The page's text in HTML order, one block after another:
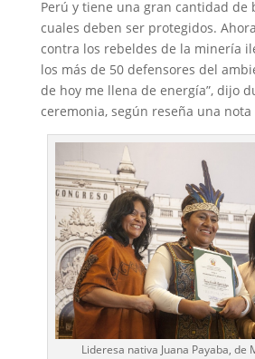
Perú y tiene una gran cantidad de
cuales deben ser protegidos.
contra los rebeldes de la minería
los más de 50 defensores del
de hoy me llena de energía”, dijo
ceremonia, según reseña una nota
Lideresa nativa Juana Payaba, de